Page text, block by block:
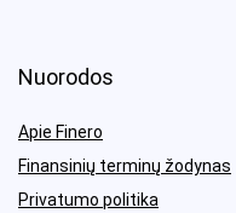
Nuorodos
Apie Finero
Finansinių terminų žodynas
Privatumo politika